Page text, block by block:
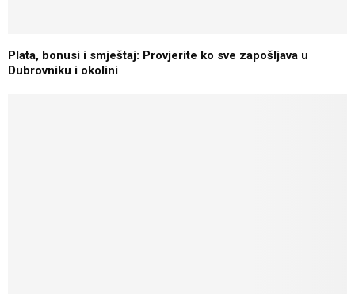
Plata, bonusi i smještaj: Provjerite ko sve zapošljava u
Dubrovniku i okolini